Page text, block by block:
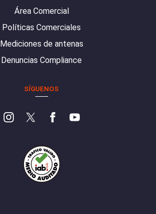
Área Comercial
Políticas Comerciales
Mediciones de antenas
Denuncias Compliance
SÍGUENOS